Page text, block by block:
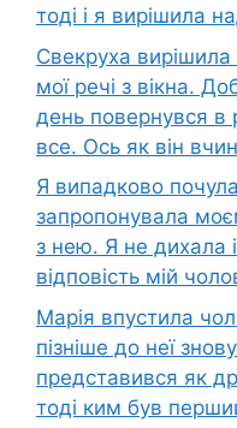
тоді і я вирішила
Свекруха
мої речі з вікна.
день повернувся в
все. Ось як він
Я випадково
запропонувала
з нею. Я не дихала
відповість мій
Марія впустила
пізніше до неї
представився як
тоді ким був